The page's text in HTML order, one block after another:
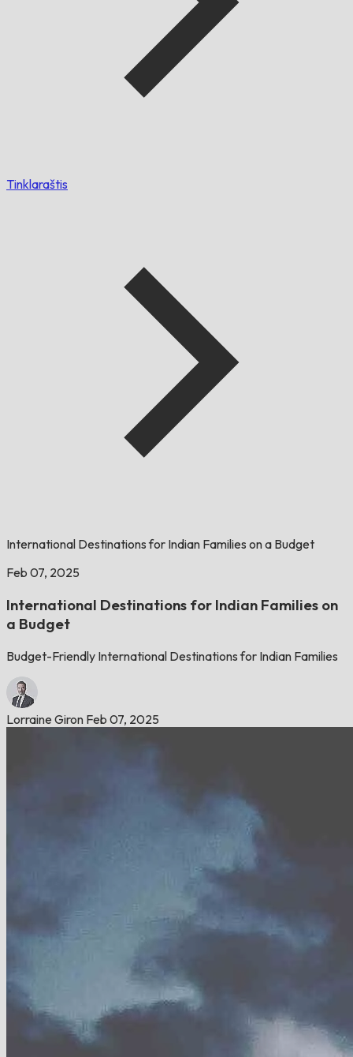
Tinklaraštis
International Destinations for Indian Families on a Budget
Feb 07, 2025
International Destinations for Indian Families on
a Budget
Budget-Friendly International Destinations for Indian Families
Lorraine Giron Feb 07, 2025